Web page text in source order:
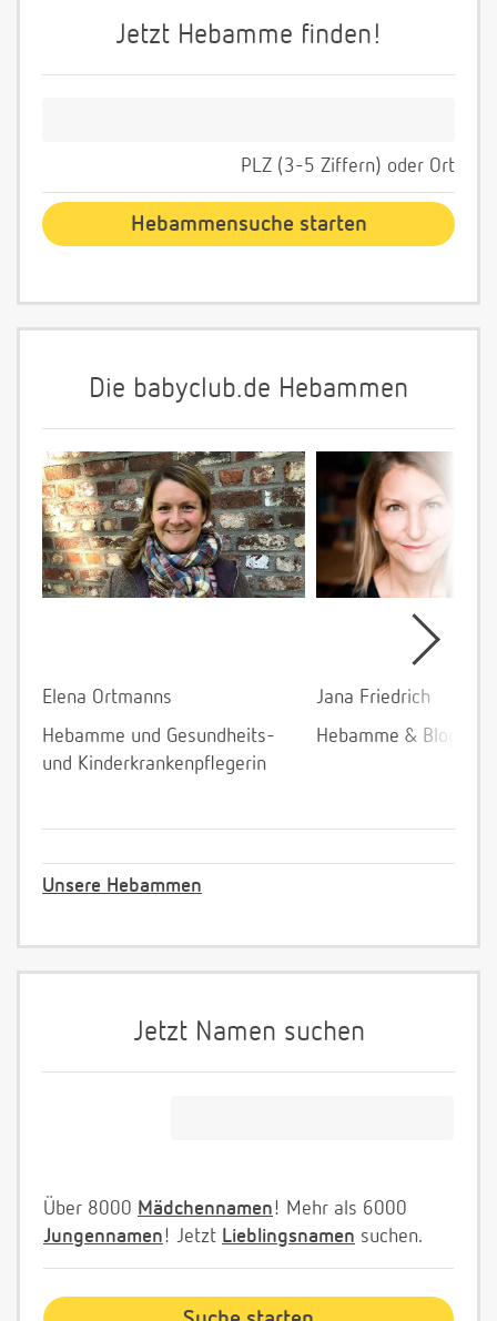
Jetzt Hebamme finden!
PLZ (3-5 Ziffern) oder Ort
Die babyclub.de Hebammen
Elena Ortmanns
Hebamme und Gesundheits-
und Kinderkrankenpflegerin
Jana Friedrich
Hebamme &
Unsere Hebammen
Jetzt Namen suchen
Über 8000 Mädchennamen! Mehr als 6000
Jungennamen! Jetzt Lieblingsnamen suchen.